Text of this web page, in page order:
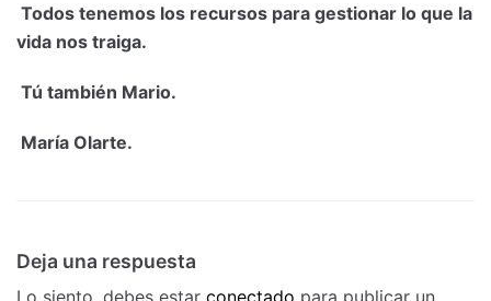
Todos tenemos los recursos para gestionar lo que la
vida nos traiga.
Tú también Mario.
María Olarte.
Deja una respuesta